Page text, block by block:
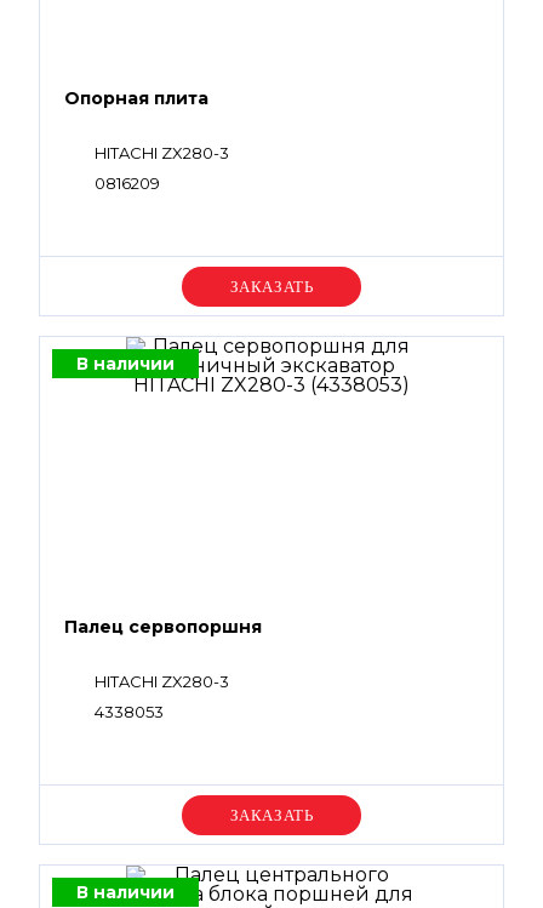
Опорная плита
HITACHI ZX280-3
0816209
Уточняйте цену
В наличии
Палец сервопоршня
HITACHI ZX280-3
4338053
Уточняйте цену
В наличии